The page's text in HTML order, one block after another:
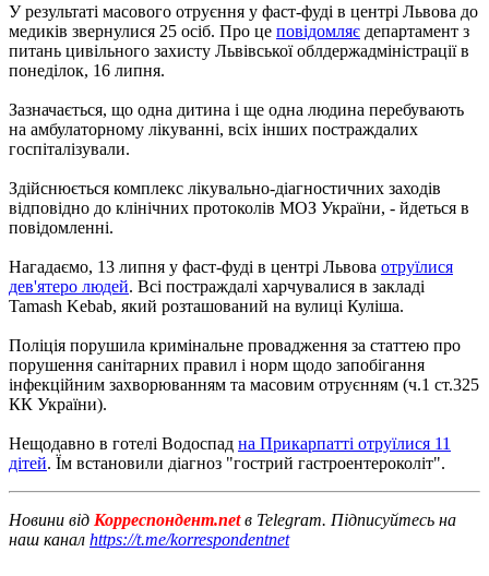
У результаті масового отруєння у фаст-фуді в центрі Львова до
медиків звернулися 25 осіб. Про це повідомляє департамент з
питань цивільного захисту Львівської облдержадміністрації в
понеділок, 16 липня.
Зазначається, що одна дитина і ще одна людина перебувають
на амбулаторному лікуванні, всіх інших постраждалих
госпіталізували.
Здійснюється комплекс лікувально-діагностичних заходів
відповідно до клінічних протоколів МОЗ України, - йдеться в
повідомленні.
Нагадаємо, 13 липня у фаст-фуді в центрі Львова отруїлися
дев'ятеро людей. Всі постраждалі харчувалися в закладі
Tamash Kebab, який розташований на вулиці Куліша.
Поліція порушила кримінальне провадження за статтею про
порушення санітарних правил і норм щодо запобігання
інфекційним захворюванням та масовим отруєнням (ч.1 ст.325
КК України).
Нещодавно в готелі Водоспад на Прикарпатті отруїлися 11
дітей. Їм встановили діагноз "гострий гастроентероколіт".
Новини від Корреспондент.netв Telegram. Підписуйтесь на
наш канал https://t.me/korrespondentnet